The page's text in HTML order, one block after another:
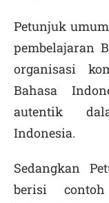
Petunjuk
pembelajaran
organisasi
Bahasa
autentik
Indonesia.
Sedangkan
berisi contoh